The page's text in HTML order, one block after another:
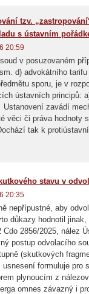
tzv.
s ústavním
20:59
v posuzovaném
d) advokátního
sporu, je v
ústavních principů:
Ustanovení zavádí
věci či práva hodnoty
tak k
stavu v
20:35
nepřípustné, aby
důkazy hodnotil
Cdo 2856/2025, nález
postup odvolacího
(skutkových
usnesení formuluje pro
plynoucím z
omnes závazný i